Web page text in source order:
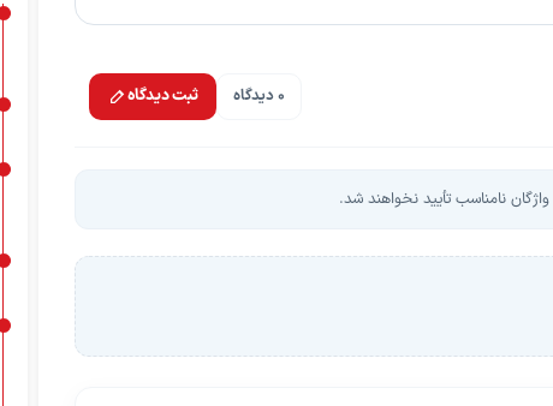
0 دیدگاه ثبت دیدگاه
نامناسب تأیید نخواهند شد.